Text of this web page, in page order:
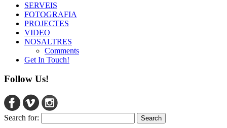
SERVEIS
FOTOGRAFIA
PROJECTES
VIDEO
NOSALTRES
Comments
Get In Touch!
Follow Us!
Search for: